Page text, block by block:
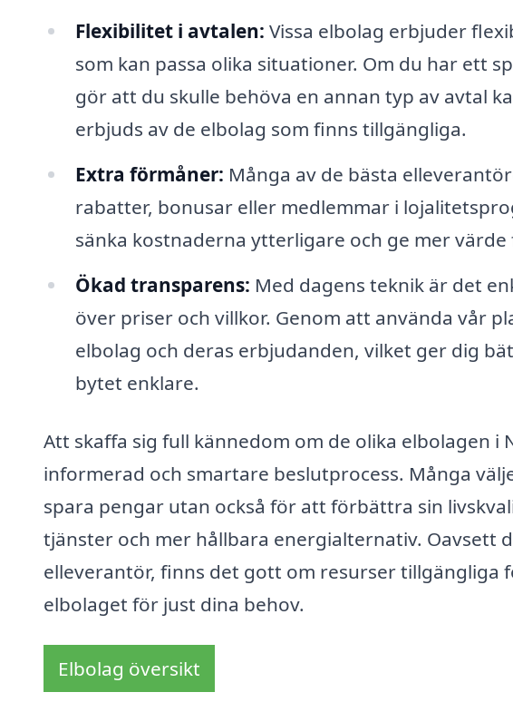
Flexibilitet i avtalen: Vissa elbolag erbjuder
som kan passa olika situationer. Om du har ett
gör att du skulle behöva en annan typ av avtal
erbjuds av de elbolag som finns tillgängliga.
Extra förmåner: Många av de bästa
rabatter, bonusar eller medlemmar i
sänka kostnaderna ytterligare och ge mer värde
Ökad transparens: Med dagens teknik är det
över priser och villkor. Genom att använda vår
elbolag och deras erbjudanden, vilket ger dig
bytet enklare.
Att skaffa sig full kännedom om de olika elbolagen i
informerad och smartare beslutprocess. Många
spara pengar utan också för att förbättra sin
tjänster och mer hållbara energialternativ. Oavsett
elleverantör, finns det gott om resurser tillgängliga
elbolaget för just dina behov.
Elbolag översikt